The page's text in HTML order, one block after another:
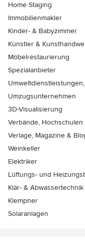
Home Staging
Immobilienmakler
Kinder- & Babyzimmer
Künstler &
Möbelrestaurierung
Spezialanbieter
Umzugsunternehmen
3D-Visualisierung
Verbände,
Verlage, Magazine &
Weinkeller
Elektriker
Lüftungs- und
Klär- & Abwassertechnik
Klempner
Solaranlagen